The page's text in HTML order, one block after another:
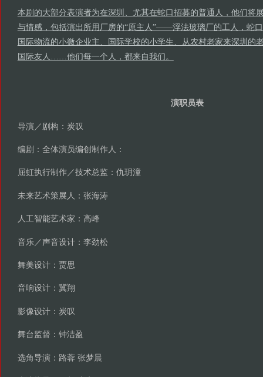
本剧的大部分表演者为在深圳、尤其在蛇口招募的普通人，他们将
与情感，包括演出所用厂房的“原主人”——浮法玻璃厂的工人，蛇
国际物流的小微企业主、国际学校的小学生、从农村老家来深圳的
国际友人……他们每一个人，都来自我们。
演职员表
导演／剧构：炭叹
编剧：全体演员编创制作人：
屈虹执行制作／技术总监：仇玥潼
未来艺术策展人：张海涛
人工智能艺术家：高峰
音乐／声音设计：李劲松
舞美设计：贾思
音响设计：冀翔
影像设计：炭叹
舞台监督：钟洁盈
选角导演：路蓉 张梦晨